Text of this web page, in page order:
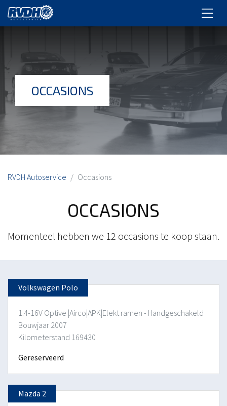
OCCASIONS
RVDH Autoservice Occasions
OCCASIONS
Momenteel hebben we 12 occasions te koop staan.
Volkswagen Polo
1.4-16V Optive |Airco|APK|Elekt ramen - Handgeschakeld
Bouwjaar 2007
Kilometerstand 169430
Gereserveerd
Mazda 2